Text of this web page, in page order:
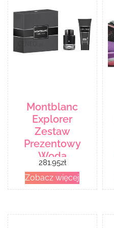
Montblanc
Explorer
Zestaw
Prezentowy
Woda
Perfumowana
Spray 60 Ml +
Shower Gel 100
281.95zł
Zobacz więcej